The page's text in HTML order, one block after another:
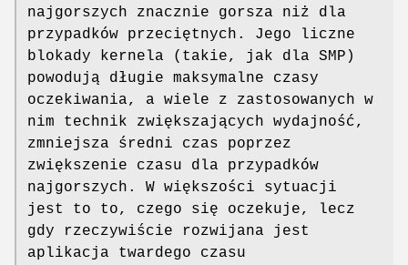
najgorszych znacznie gorsza niż dla
przypadków przeciętnych. Jego liczne
blokady kernela (takie, jak dla SMP)
powodują długie maksymalne czasy
oczekiwania, a wiele z zastosowanych w
nim technik zwiększających wydajność,
zmniejsza średni czas poprzez
zwiększenie czasu dla przypadków
najgorszych. W większości sytuacji
jest to to, czego się oczekuje, lecz
gdy rzeczywiście rozwijana jest
aplikacja twardego czasu